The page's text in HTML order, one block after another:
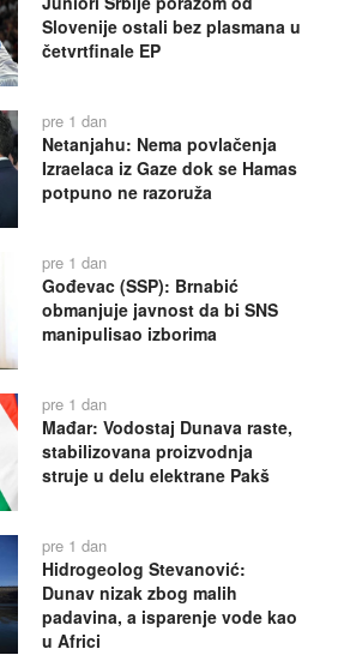
Slovenije ostali bez plasmana u
četvrtfinale EP
pre 1 dan
Netanjahu: Nema povlačenja
Izraelaca iz Gaze dok se Hamas
potpuno ne razoruža
pre 1 dan
Gođevac (SSP): Brnabić
obmanjuje javnost da bi SNS
manipulisao izborima
pre 1 dan
Mađar: Vodostaj Dunava raste,
stabilizovana proizvodnja
struje u delu elektrane Pakš
pre 1 dan
Hidrogeolog Stevanović:
Dunav nizak zbog malih
padavina, a isparenje vode kao
u Africi